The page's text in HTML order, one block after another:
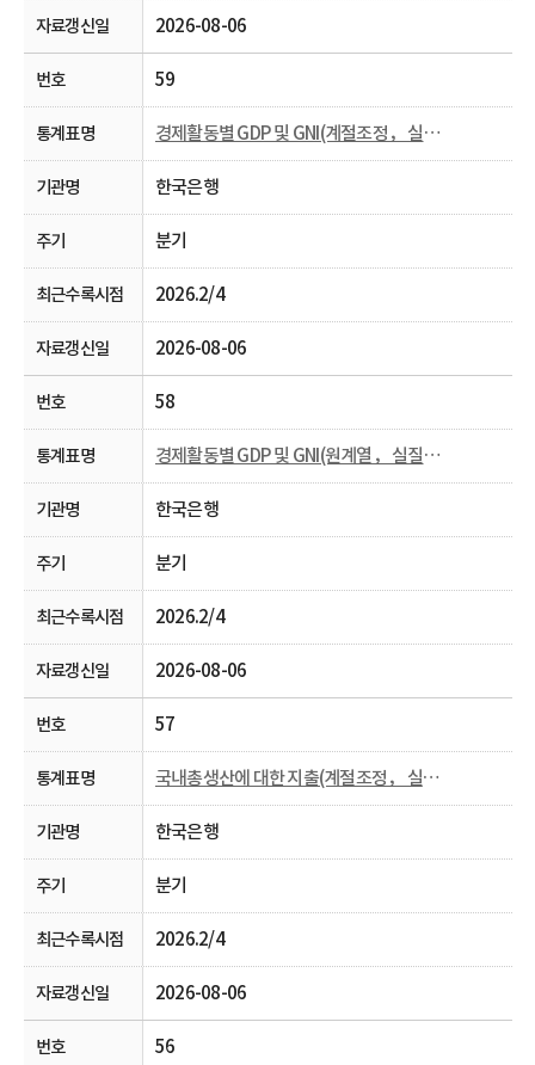
2026-08-06
59
경제활동별 GDP 및 GNI(계절조정， 실질， 분기)
한국은행
분기
2026.2/4
2026-08-06
58
경제활동별 GDP 및 GNI(원계열， 실질， 분기 및 연간)
한국은행
분기
2026.2/4
2026-08-06
57
국내총생산에 대한 지출(계절조정， 실질， 분기)
한국은행
분기
2026.2/4
2026-08-06
56